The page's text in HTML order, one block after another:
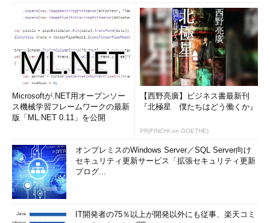
Microsoftが.NET用オープンソー
ス機械学習フレームワークの最新
版「ML.NET 0.11」を公開
【西野亮廣】ビジネス書最新刊
『北極星 僕たちはどう働くか』
PR(FINCHI on GOETHE)
オンプレミスのWindows Server／SQL Server向け
セキュリティ更新サービス「拡張セキュリティ更新
プログ...
IT開発者の75％以上が開発以外にも従事、楽天コミ